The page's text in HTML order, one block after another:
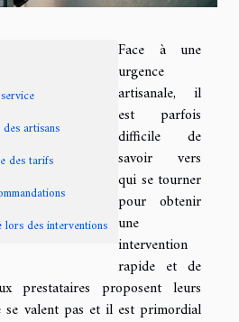
artisans
des tarifs
des interventions
Face à une
urgence
artisanale, il
est parfois
difficile de
savoir vers
qui se tourner
pour obtenir
une
intervention
rapide et de
prestataires proposent leurs
se valent pas et il est primordial